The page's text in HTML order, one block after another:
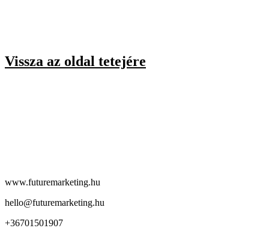
Vissza az oldal tetejére
www.futuremarketing.hu
hello@futuremarketing.hu
+36701501907